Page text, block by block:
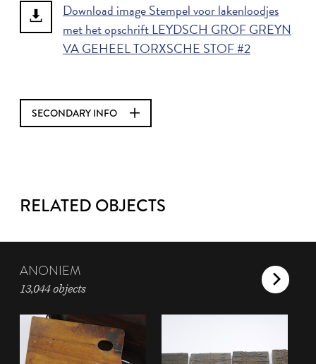
Download image Stempel voor lakenloodjes
met het opschrift LEYDSCH GROF GREYN
VA GEHEEL TORXSCHE STOF #2
SECONDARY INFO
RELATED OBJECTS
ANONIEM
13,044 objects